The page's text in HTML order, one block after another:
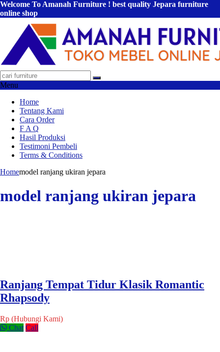
Welcome To Amanah Furniture ! best quality Jepara furniture
online shop
Menu
Home
Tentang Kami
Cara Order
F A Q
Hasil Produksi
Testimoni Pembeli
Terms & Conditions
Homemodel ranjang ukiran jepara
model ranjang ukiran jepara
Ranjang Tempat Tidur Klasik Romantic
Rhapsody
Rp (Hubungi Kami)
Chat Call